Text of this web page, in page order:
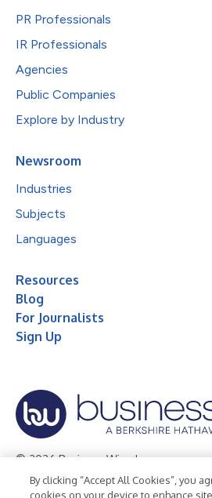
PR Professionals
IR Professionals
Agencies
Public Companies
Explore by Industry
Newsroom
Industries
Subjects
Languages
Resources
Blog
For Journalists
Sign Up
© 2026 Business Wire, Inc.
Privacy Policy Cookie Policy
By clicking “Accept All Cookies”, you
cookies on your device to enhance